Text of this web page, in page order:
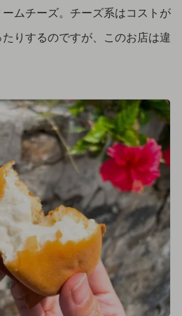
ムチーズ。チーズ系はコストが
りするのですが、このお店は違